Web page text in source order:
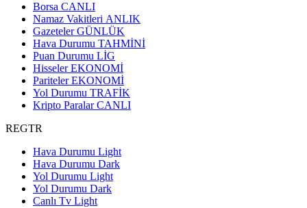
Borsa CANLI
Namaz Vakitleri ANLIK
GazetelerGÜNLÜK
Hava Durumu TAHMİNİ
Puan Durumu LİG
HisselerEKONOMİ
ParitelerEKONOMİ
Yol Durumu TRAFİK
Kripto ParalarCANLI
REGTR
Hava Durumu Light
Hava Durumu Dark
Yol Durumu Light
Yol Durumu Dark
Canlı Tv Light